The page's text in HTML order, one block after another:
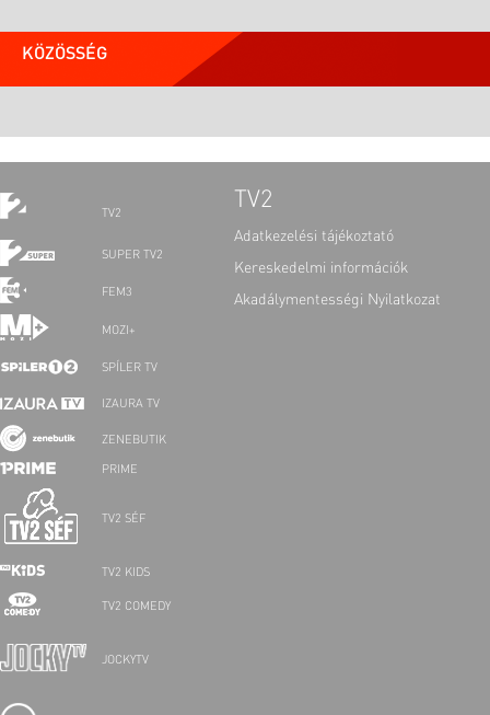
KÖZÖSSÉG
TV2
SUPER TV2
FEM3
MOZI+
SPÍLER TV
IZAURA TV
ZENEBUTIK
PRIME
TV2 SÉF
TV2 KIDS
TV2 COMEDY
JOCKYTV
TV2
Adatkezelési tájékoztató
Kereskedelmi információk
Akadálymentességi Nyilatkozat